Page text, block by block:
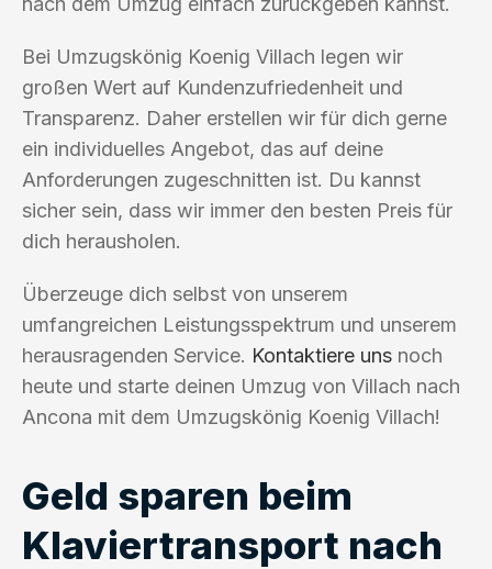
Bei Umzugskönig Koenig Villach legen wir
großen Wert auf Kundenzufriedenheit und
Transparenz. Daher erstellen wir für dich gerne
ein individuelles Angebot, das auf deine
Anforderungen zugeschnitten ist. Du kannst
sicher sein, dass wir immer den besten Preis für
dich herausholen.
Überzeuge dich selbst von unserem
umfangreichen Leistungsspektrum und unserem
herausragenden Service. Kontaktiere uns noch
heute und starte deinen Umzug von Villach nach
Ancona mit dem Umzugskönig Koenig Villach!
Geld sparen beim
Klaviertransport nach